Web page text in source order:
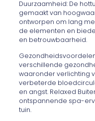
Duurzaamheid: De
gemaakt van
ontworpen om lang
de elementen en
en betrouwbaarheid.
verschillende
waaronder verlichting
verbeterde
en angst. Relaxed
ontspannende spa-
tuin.